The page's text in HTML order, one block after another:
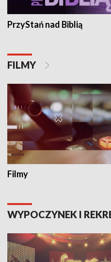
PrzyStań nad Biblią
FILMY
Filmy
WYPOCZYNEK I